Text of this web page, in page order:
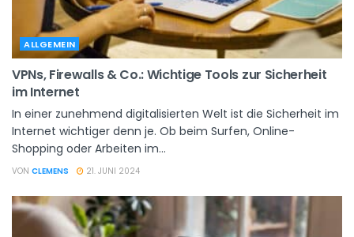
ALLGEMEIN
VPNs, Firewalls & Co.: Wichtige Tools zur Sicherheit
im Internet
In einer zunehmend digitalisierten Welt ist die Sicherheit im
Internet wichtiger denn je. Ob beim Surfen, Online-
Shopping oder Arbeiten im...
VON CLEMENS 21. JUNI 2024